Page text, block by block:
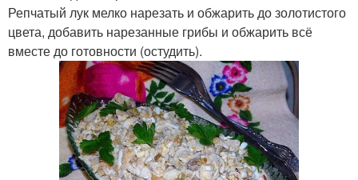
Репчатый лук мелко нарезать и обжарить до золотистого
цвета, добавить нарезанные грибы и обжарить всё
вместе до готовности (остудить).